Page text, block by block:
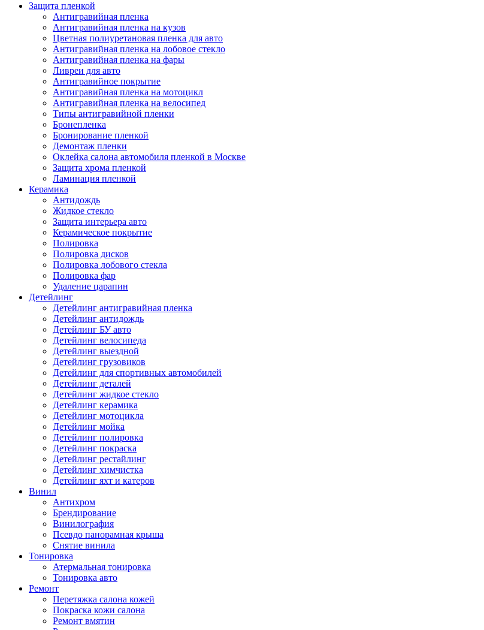
Защита пленкой
Антигравийная пленка
Антигравийная пленка на кузов
Цветная полиуретановая пленка для авто
Антигравийная пленка на лобовое стекло
Антигравийная пленка на фары
Ливреи для авто
Антигравийное покрытие
Антигравийная пленка на мотоцикл
Антигравийная пленка на велосипед
Типы антигравийной пленки
Бронепленка
Бронирование пленкой
Демонтаж пленки
Оклейка салона автомобиля пленкой в Москве
Защита хрома пленкой
Ламинация пленкой
Керамика
Антидождь
Жидкое стекло
Защита интерьера авто
Керамическое покрытие
Полировка
Полировка дисков
Полировка лобового стекла
Полировка фар
Удаление царапин
Детейлинг
Детейлинг антигравийная пленка
Детейлинг антидождь
Детейлинг БУ авто
Детейлинг велосипеда
Детейлинг выездной
Детейлинг грузовиков
Детейлинг для спортивных автомобилей
Детейлинг деталей
Детейлинг жидкое стекло
Детейлинг керамика
Детейлинг мотоцикла
Детейлинг мойка
Детейлинг полировка
Детейлинг покраска
Детейлинг рестайлинг
Детейлинг химчистка
Детейлинг яхт и катеров
Винил
Антихром
Брендирование
Винилография
Псевдо панорамная крыша
Снятие винила
Тонировка
Атермальная тонировка
Тонировка авто
Ремонт
Перетяжка салона кожей
Покраска кожи салона
Ремонт вмятин